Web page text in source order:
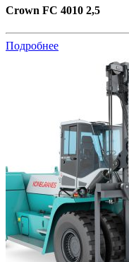
Crown FC 4010 2,5
Подробнее